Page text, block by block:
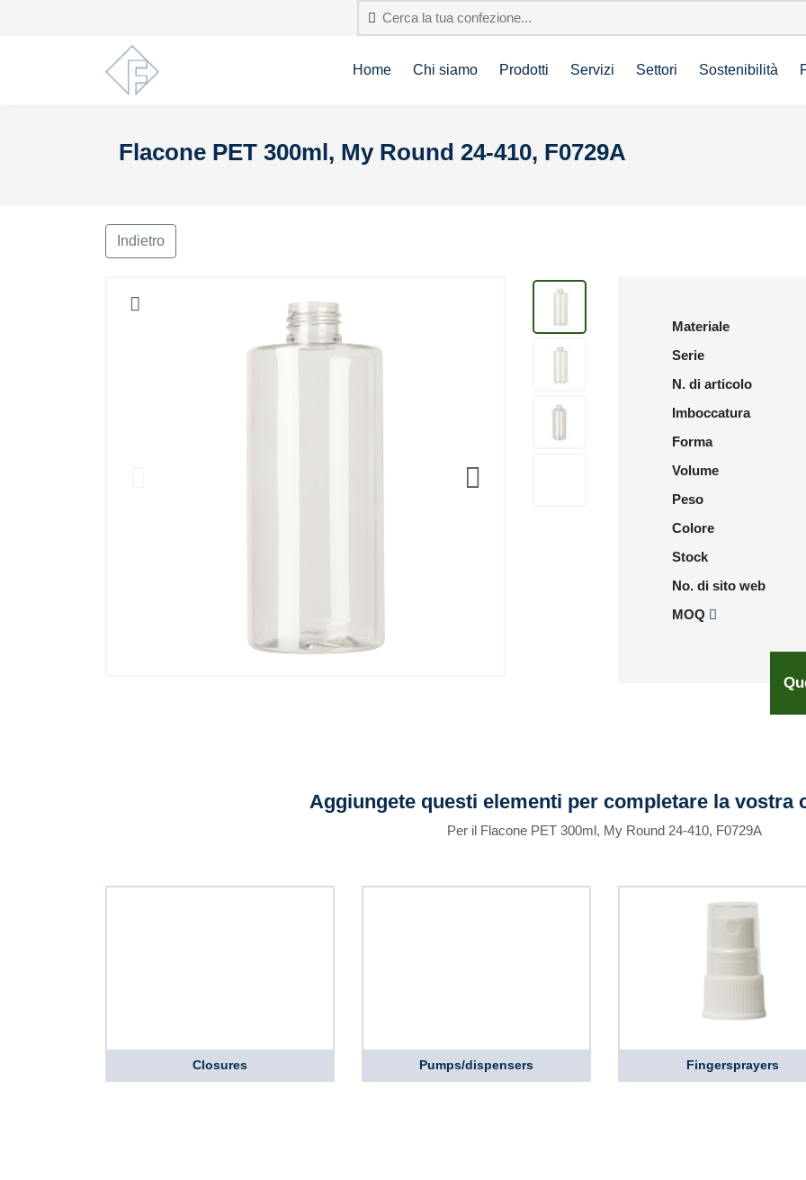
Home Chi siamo Prodotti Servizi Settori Sostenibilità
Flacone PET 300ml, My Round 24-410, F0729A
Indietro
Materiale
Serie
N. di articolo
Imboccatura
Forma
Volume
Peso
Colore
Stock
No. di sito web
MOQ
Aggiungete questi elementi per completare la vostra
Per il Flacone PET 300ml, My Round 24-410, F0729A
Closures Pumps/dispensers Fingersprayers